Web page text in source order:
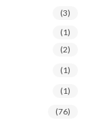
(3)
(1)
(2)
(1)
(1)
(76)